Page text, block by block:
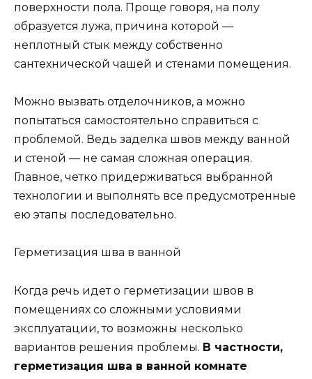
поверхности пола. Проще говоря, на полу
образуется лужа, причина которой —
неплотный стык между собственно
сантехнической чашей и стенами помещения.
Можно вызвать отделочников, а можно
попытаться самостоятельно справиться с
проблемой. Ведь заделка швов между ванной
и стеной — не самая сложная операция.
Главное, четко придерживаться выбранной
технологии и выполнять все предусмотренные
ею этапы последовательно.
Герметизация шва в ванной
Когда речь идет о герметизации швов в
помещениях со сложными условиями
эксплуатации, то возможны несколько
вариантов решения проблемы. В частности,
герметизация шва в ванной комнате